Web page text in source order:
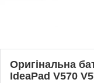
Оригінальна
IdeaPad V570